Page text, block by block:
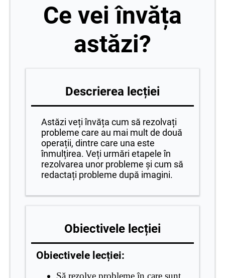
Ce vei învăța
astăzi?
Descrierea lecției
Astăzi veți învăța cum să rezolvați
probleme care au mai mult de două
operații, dintre care una este
înmulțirea. Veți urmări etapele în
rezolvarea unor probleme și cum să
redactați probleme după imagini.
Obiectivele lecției
Obiectivele lecției:
Să rezolve probleme în care sunt